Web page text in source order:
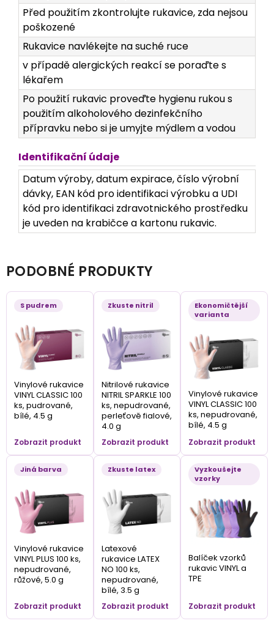
Před použitím zkontrolujte rukavice, zda nejsou
poškozené
Rukavice navlékejte na suché ruce
v případě alergických reakcí se poraďte s
lékařem
Po použití rukavic proveďte hygienu rukou s
použitím alkoholového dezinfekčního
přípravku nebo si je umyjte mýdlem a vodou
Identifikační údaje
Datum výroby, datum expirace, číslo výrobní
dávky, EAN kód pro identifikaci výrobku a UDI
kód pro identifikaci zdravotnického prostředku
je uveden na krabičce a kartonu rukavic.
PODOBNÉ PRODUKTY
S pudrem
Vinylové rukavice
VINYL CLASSIC 100
ks, pudrované,
bílé, 4.5 g
Zobrazit produkt
Zkuste nitril
Nitrilové rukavice
NITRIL SPARKLE 100
ks, nepudrované,
perleťově fialové,
4.0 g
Zobrazit produkt
Ekonomičtější
varianta
Vinylové rukavice
VINYL CLASSIC 100
ks, nepudrované,
bílé, 4.5 g
Zobrazit produkt
Jiná barva
Vinylové rukavice
VINYL PLUS 100 ks,
nepudrované,
růžové, 5.0 g
Zobrazit produkt
Zkuste latex
Latexové
rukavice LATEX
NO 100 ks,
nepudrované,
bílé, 3.5 g
Zobrazit produkt
Vyzkoušejte
vzorky
Balíček vzorků
rukavic VINYL a
TPE
Zobrazit produkt